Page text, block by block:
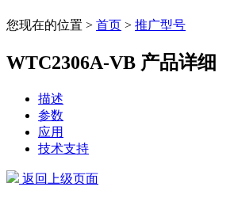
您现在的位置 > 首页 > 推广型号
WTC2306A-VB 产品详细
描述
参数
应用
技术支持
返回上级页面